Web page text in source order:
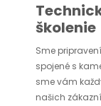
školenie
Sme
spojené s
sme vám
našich